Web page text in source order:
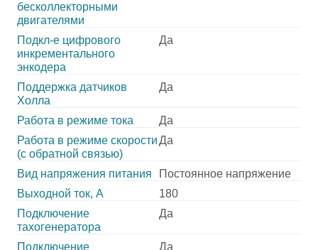
бесколлекторными
двигателями
Подкл-е цифрового
инкрементального
энкодера
Да
Поддержка датчиков
Холла
Да
Работа в режиме тока
Да
Работа в режиме скорости
(с обратной связью)
Да
Вид напряжения питания
Постоянное напряжение
Выходной ток, А
180
Подключение
тахогенератора
Да
Подключение
Да